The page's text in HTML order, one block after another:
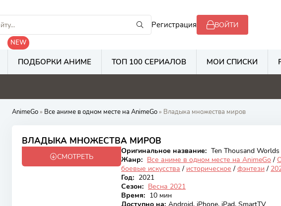
Регистрация ВОЙТИ
NEW
ПОДБОРКИ АНИМЕ ТОП 100 СЕРИАЛОВ МОИ СПИСКИ
AnimeGo» Все аниме в одном месте на AnimeGo» Владыка множества миров
ВЛАДЫКА МНОЖЕСТВА МИРОВ
Закончен
7.25
СМОТРЕТЬ
Оригинальное название: Ten Thousand Worlds
Жанр: Все аниме в одном месте на AnimeGo /
боевые искусства / историческое / фэнтези /
Год: 2021
Сезон: Весна 2021
Время: 10 мин